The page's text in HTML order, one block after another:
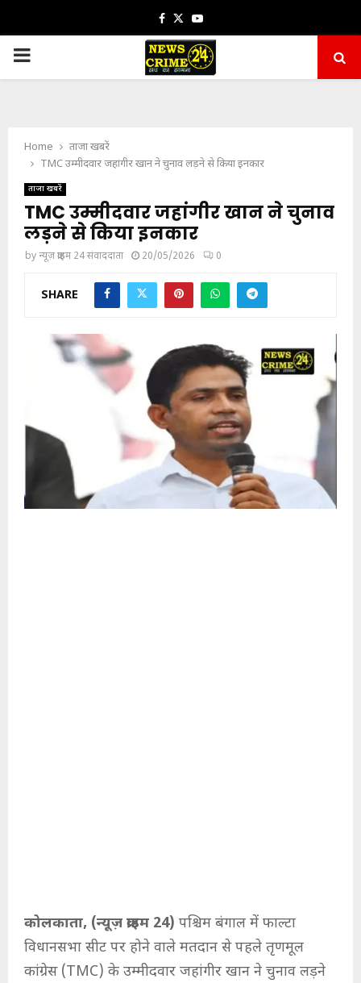
Facebook
TwitterYoutube
PRIMARY
Home
ताजा खबरें
TMC उम्मीदवार जहांगीर खान ने चुनाव लड़ने से किया इनकार
ताजा खबरें
TMC उम्मीदवार जहांगीर खान ने चुनाव
लड़ने से किया इनकार
byन्यूज़ क्राइम 24 संवाददाता 20/05/2026 0
SHARE
कोलकाता, (न्यूज़ क्राइम 24) पश्चिम बंगाल में फाल्टा
विधानसभा सीट पर होने वाले मतदान से पहले तृणमूल
कांग्रेस (TMC) के उम्मीदवार जहांगीर खान ने चुनाव लड़ने